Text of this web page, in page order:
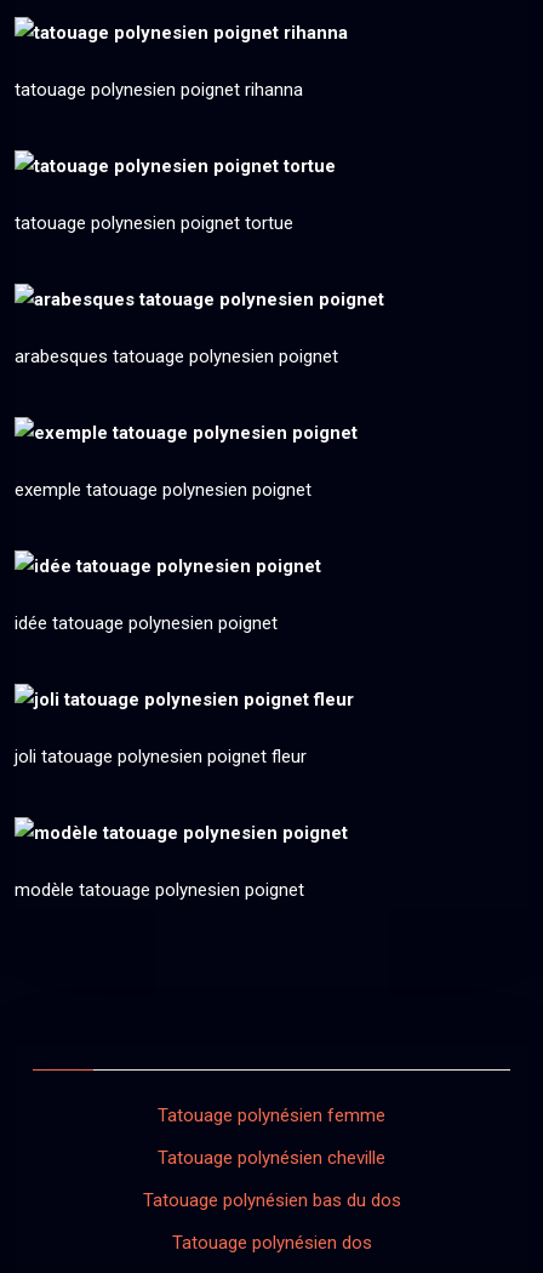
tatouage polynesien poignet rihanna
tatouage polynesien poignet tortue
arabesques tatouage polynesien poignet
exemple tatouage polynesien poignet
idée tatouage polynesien poignet
joli tatouage polynesien poignet fleur
modèle tatouage polynesien poignet
Tatouage polynésien femme
Tatouage polynésien cheville
Tatouage polynésien bas du dos
Tatouage polynésien dos